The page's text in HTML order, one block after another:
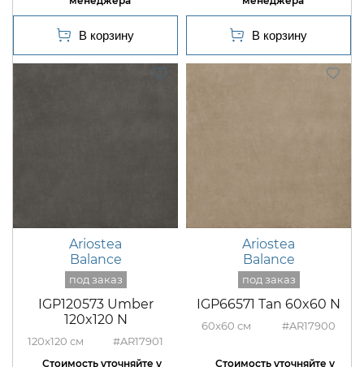
Ariostea
Balance
IGP120573 Umber
120x120 N
120x120 #AR17901
Ariostea
Balance
IGP66571 Tan 60x60 N
60x60 #AR17900